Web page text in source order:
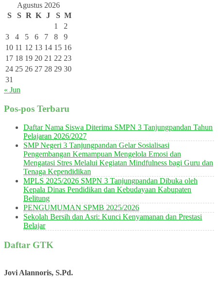
Agustus 2026
S
S R K J S M
1
2
3
4 5 6 7 8
9
10 11 12 13 14 15 16
17 18 19 20 21 22 23
24 25 26 27 28 29 30
31
« Jun
Pos-pos Terbaru
Daftar Nama Siswa Diterima SMPN 3 Tanjungpandan Tahun
Pelajaran 2026/2027
SMP Negeri 3 Tanjungpandan Gelar Sosialisasi
Pengembangan Kemampuan Mengelola Emosi dan
Mengatasi Stres Melalui Kegiatan Mindfulness bagi Guru dan
Tenaga Kependidikan
MPLS 2025/2026 SMPN 3 Tanjungpandan Dibuka oleh
Kepala Dinas Pendidikan dan Kebudayaan Kabupaten
Belitung
PENGUMUMAN SPMB 2025/2026
Sekolah Bersih dan Asri: Kunci Kenyamanan dan Prestasi
Belajar
Daftar GTK
Jovi Alannoris, S.Pd.